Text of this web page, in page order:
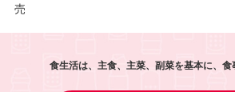
売
食生活は、主食、主菜、副菜を基本に、食